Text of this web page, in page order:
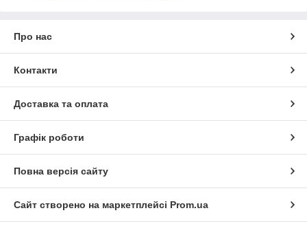
Про нас
Контакти
Доставка та оплата
Графік роботи
Повна версія сайту
Сайт створено на маркетплейсі Prom.ua